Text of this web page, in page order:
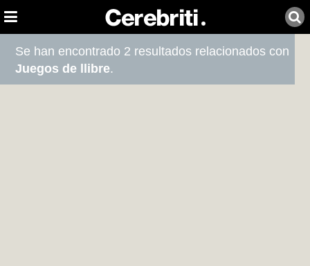
Se han encontrado 2 resultados relacionados con
Juegos de llibre.